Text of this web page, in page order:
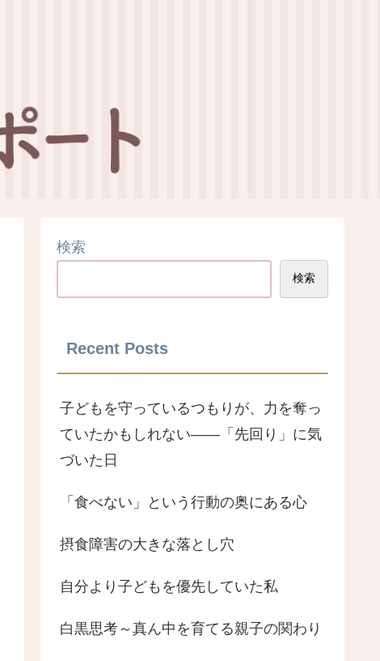
検索
検索
Recent Posts
子どもを守っているつもりが、力を奪っ
ていたかもしれない――「先回り」に気
づいた日
「食べない」という行動の奥にある心
摂食障害の大きな落とし穴
自分より子どもを優先していた私
白黒思考～真ん中を育てる親子の関わり